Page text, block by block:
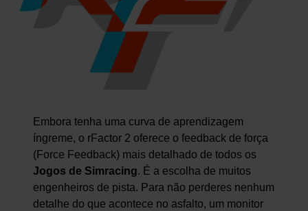
Embora tenha uma curva de aprendizagem
íngreme, o rFactor 2 oferece o feedback de força
(Force Feedback) mais detalhado de todos os
Jogos de Simracing. É a escolha de muitos
engenheiros de pista. Para não perderes nenhum
detalhe do que acontece no asfalto, um monitor